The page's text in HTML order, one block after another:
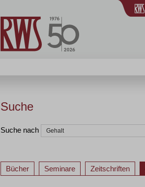
Suche
Suche nach
Bücher Seminare Zeitschriften